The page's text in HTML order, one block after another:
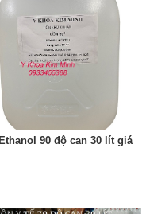
90 độ can 30 lít giá